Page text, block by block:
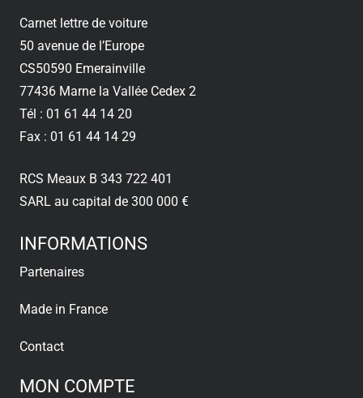
Carnet lettre de voiture
50 avenue de l’Europe
CS50590 Emerainville
77436 Marne la Vallée Cedex 2
Tél : 01 61 44 14 20
Fax : 01 61 44 14 29
RCS Meaux B 343 722 401
SARL au capital de 300 000 €
INFORMATIONS
Partenaires
Made in France
Contact
MON COMPTE